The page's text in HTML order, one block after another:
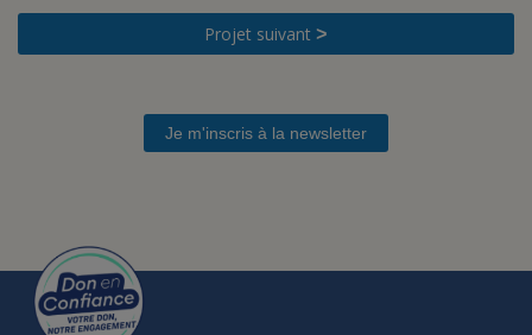
Projet suivant >
Je m'inscris à la newsletter